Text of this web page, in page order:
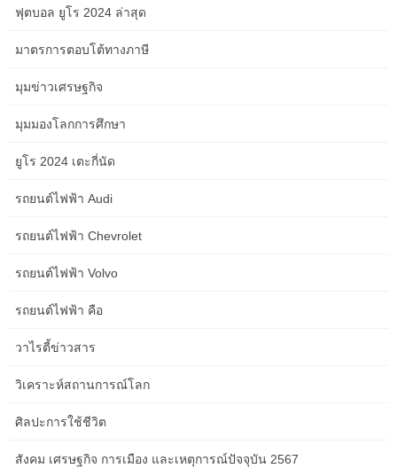
โมร็อกโก … กลุ่มธนาคารเพื่อการพัฒนาแห่งแอฟริกา (ADB) จะ
จัดการประชุมประจำปี 2556 ในเมืองมาร์ราเกช ประเทศโมร็อกโก
รวมถึงรัฐมนตรีคลัง ผู้ว่าการธนาคารกลาง และผู้จัดการธุรกิจที่มาจาก
พร้อมกันในวันจันทร์ที่ 27 พฤษภาคม 2556 ก่อนการประชุมประจำปี
ในวันพฤหัสบดีที่เมืองสีแดง โดยในงานนี้ผู้เข้าร่วม… การก่อตั้งศูนย์
ภายใต้กระทรวงเศรษฐกิจและการเงิน เป็นผลมาจากความมุ่งมั่นตลอด
จัดการการเงินสาธารณะ นาย. นายโมฮาเหม็ด บุสซาอิด รัฐมนตรี
ว่าการกระทรวงเศรษฐกิจและการคลังแถลงข่าวเมื่อวันพุธที่ eight
ตัวแทนของสื่อมวลชนต่างประเทศเกือบทั้งหมดที่ได้รับการรับรองจาก
คลังอ้างว่าในวันพุธที่ 16 เมษายน 2014 ในเมืองคาซาบลังกาว่าภาค
เนื่องจากโครงการอัปเกรดและการนำ … นายโมฮัมเหม็ด บุสซาอิด
จันทร์ที่ 28 เมษายน ณ สำนักงานใหญ่ของกระทรวงในกรุงราบัต
ฟุตบอล ยูโร 2024 ล่าสุด
มาตรการตอบโต้ทางภาษี
มุมข่าวเศรษฐกิจ
มุมมองโลกการศึกษา
ยูโร 2024 เตะกี่นัด
รถยนต์ไฟฟ้า Audi
รถยนต์ไฟฟ้า Chevrolet
รถยนต์ไฟฟ้า Volvo
รถยนต์ไฟฟ้า คือ
วาไรตี้ข่าวสาร
วิเคราะห์สถานการณ์โลก
ศิลปะการใช้ชีวิต
สังคม เศรษฐกิจ การเมือง และเหตุการณ์ปัจจุบัน 2567